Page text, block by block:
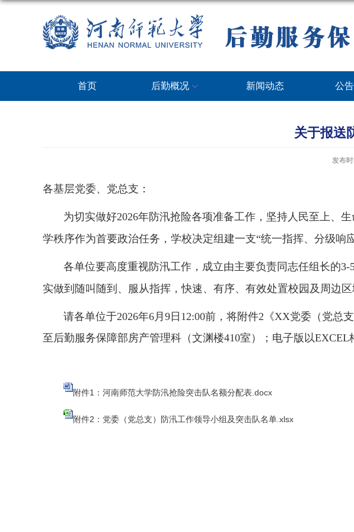
首页 后勤概况 新闻动态 公
关于报送
发布
各基层党委、党总支：
为切实做好2026年防汛抢险各项准备工作，坚持人民至上、
学秩序作为首要政治任务，学校决定组建一支“统一指挥、分级响
各单位要高度重视防汛工作，成立由主要负责同志任组长的3-
实做到随叫随到、 服从指挥 ，快速、有序、 有效处置校园及 周边
请各单位于2026年6月 9 日 12:00前，将附件2《XX党委（党总
至后勤服务保障部房产管理科（文渊楼410室）；电子版以EXCEL
附件1：河南师范大学防汛抢险突击队名额分配表.docx
附件2：党委（党总支）防汛工作领导小组及突击队名单.xlsx